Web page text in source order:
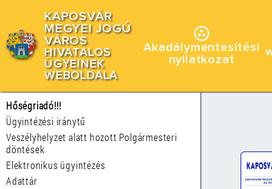
KAPOSVÁR
MEGYEI JOGÚ
VÁROS
HIVATALOS
ÜGYEINEK
WEBOLDALA
Akadálymentesítési
nyilatkozat
Hőségriadó!!!
Ügyintézési iránytű
Veszélyhelyzet alatt hozott Polgármesteri
döntések
Elektronikus ügyintézés
Adattár